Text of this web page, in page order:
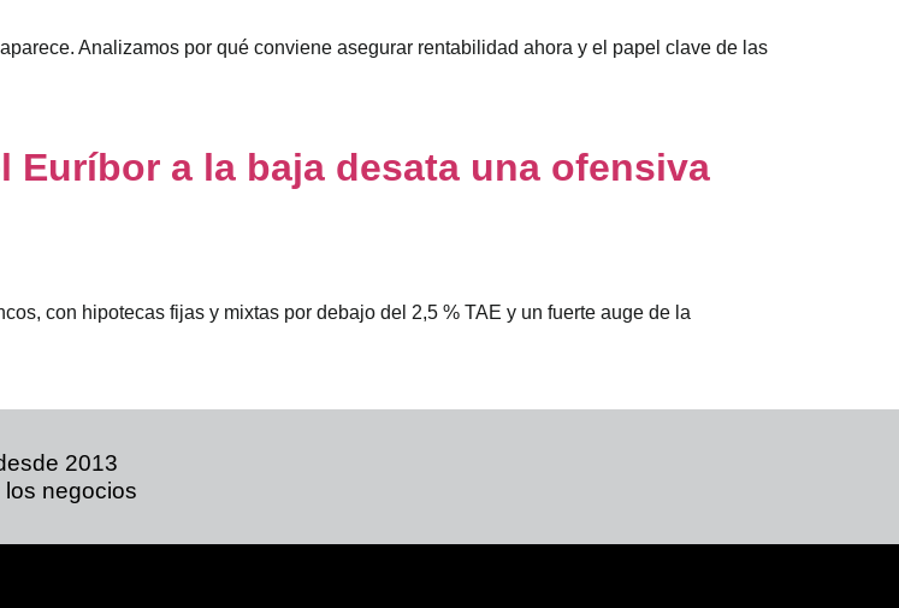
Analizamos por qué conviene asegurar rentabilidad ahora y el papel clave de las
Euríbor a la baja desata una ofensiva
con hipotecas fijas y mixtas por debajo del 2,5 % TAE y un fuerte auge de la
2013
negocios